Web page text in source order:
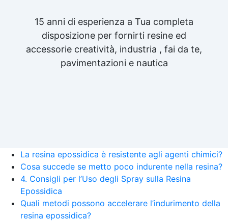
15 anni di esperienza a Tua completa
disposizione per fornirti resine ed
accessorie creatività, industria , fai da te,
pavimentazioni e nautica
La resina epossidica è resistente agli agenti chimici?
Cosa succede se metto poco indurente nella resina?
4. Consigli per l’Uso degli Spray sulla Resina
Epossidica
Quali metodi possono accelerare l’indurimento della
resina epossidica?